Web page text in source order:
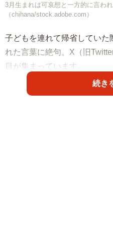
3月生まれは可哀想と一方的に言わ
（chihana/stock.adobe.com）
子どもを連れて帰省してい
れた言葉に絶句。X（旧
目が集まっています。
投稿者の高橋さん（仮名）
続き